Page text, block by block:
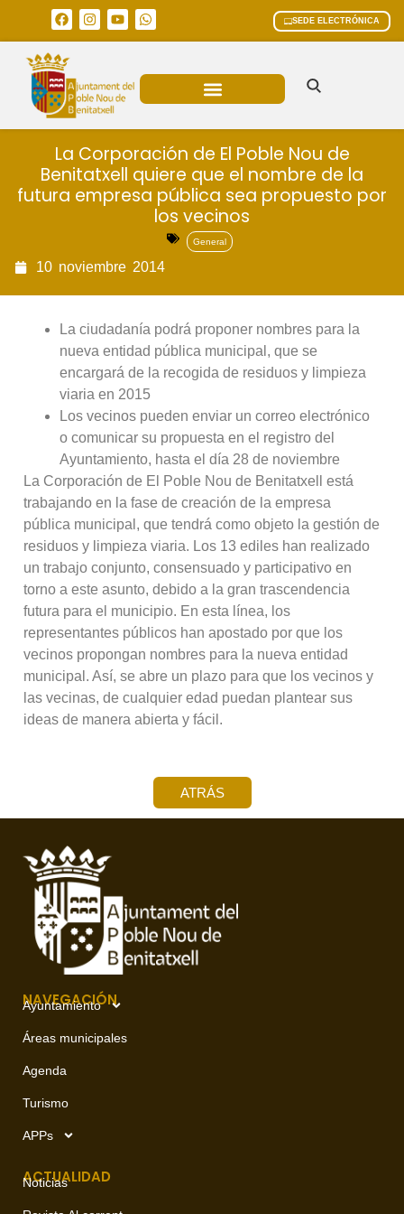
SEDE ELECTRÓNICA
La Corporación de El Poble Nou de
Benitatxell quiere que el nombre de la
futura empresa pública sea propuesto por
los vecinos
General
10 noviembre 2014
La ciudadanía podrá proponer nombres para la
nueva entidad pública municipal, que se
encargará de la recogida de residuos y limpieza
viaria en 2015
Los vecinos pueden enviar un correo electrónico
o comunicar su propuesta en el registro del
Ayuntamiento, hasta el día 28 de noviembre
La Corporación de El Poble Nou de Benitatxell está
trabajando en la fase de creación de la empresa
pública municipal, que tendrá como objeto la gestión de
residuos y limpieza viaria. Los 13 ediles han realizado
un trabajo conjunto, consensuado y participativo en
torno a este asunto, debido a la gran trascendencia
futura para el municipio. En esta línea, los
representantes públicos han apostado por que los
vecinos propongan nombres para la nueva entidad
municipal. Así, se abre un plazo para que los vecinos y
las vecinas, de cualquier edad puedan plantear sus
ideas de manera abierta y fácil.
ATRÁS
NAVEGACIÓN
Ayuntamiento
Áreas municipales
Agenda
Turismo
APPs
ACTUALIDAD
Noticias